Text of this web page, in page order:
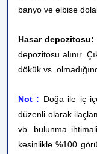
banyo ve elbise
Hasar depozitosu:
depozitosu alınır.
dökük vs.
Not : Doğa ile iç
düzenli olarak
vb. bulunma
kesinlikle %100